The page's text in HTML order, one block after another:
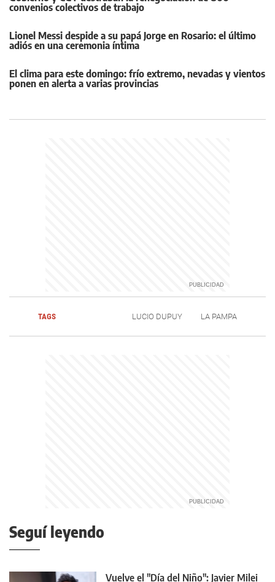
convenios colectivos de trabajo
Lionel Messi despide a su papá Jorge en Rosario: el último
adiós en una ceremonia íntima
El clima para este domingo: frío extremo, nevadas y vientos
ponen en alerta a varias provincias
TAGS LUCIO DUPUY LA PAMPA
Seguí leyendo
Vuelve el "Día del Niño": Javier Milei